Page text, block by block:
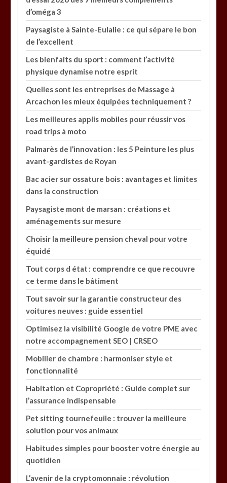
d’oméga 3
Paysagiste à Sainte-Eulalie : ce qui sépare le bon
de l’excellent
Les bienfaits du sport : comment l’activité
physique dynamise notre esprit
Quelles sont les entreprises de Massage à
Arcachon les mieux équipées techniquement ?
Les meilleures applis mobiles pour réussir vos
road trips à moto
Palmarès de l’innovation : les 5 Peinture les plus
avant-gardistes de Royan
Bac acier sur ossature bois : avantages et limites
dans la construction
Paysagiste mont de marsan : créations et
aménagements sur mesure
Choisir la meilleure pension cheval pour votre
équidé
Tout corps d état : comprendre ce que recouvre
ce terme dans le bâtiment
Tout savoir sur la garantie constructeur des
voitures neuves : guide essentiel
Optimisez la visibilité Google de votre PME avec
notre accompagnement SEO | CRSEO
Mobilier de chambre : harmoniser style et
fonctionnalité
Habitation et Copropriété : Guide complet sur
l’assurance indispensable
Pet sitting tournefeuile : trouver la meilleure
solution pour vos animaux
Habitudes simples pour booster votre énergie au
quotidien
L’avenir de la cryptomonnaie : révolution